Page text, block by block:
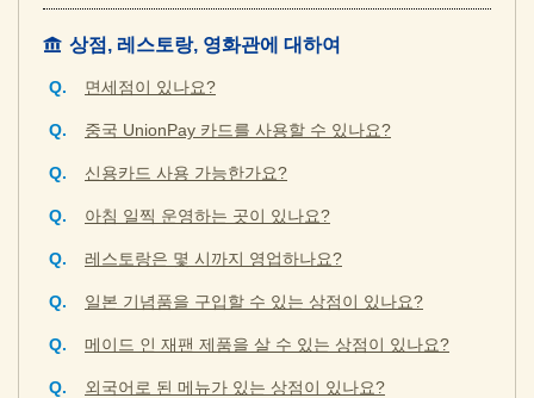
상점, 레스토랑, 영화관에 대하여
면세점이 있나요?
중국 UnionPay 카드를 사용할 수 있나요?
신용카드 사용 가능한가요?
아침 일찍 운영하는 곳이 있나요?
레스토랑은 몇 시까지 영업하나요?
일본 기념품을 구입할 수 있는 상점이 있나요?
메이드 인 재팬 제품을 살 수 있는 상점이 있나요?
외국어로 된 메뉴가 있는 상점이 있나요?